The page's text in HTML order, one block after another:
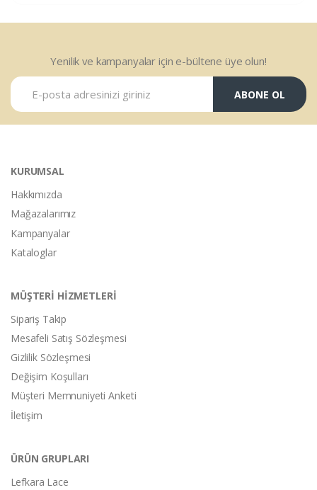
Yenilik ve kampanyalar için e-bültene üye olun!
ABONE OL
KURUMSAL
Hakkımızda
Mağazalarımız
Kampanyalar
Kataloglar
MÜŞTERİ HİZMETLERİ
Sipariş Takip
Mesafeli Satış Sözleşmesi
Gizlilik Sözleşmesi
Değişim Koşulları
Müşteri Memnuniyeti Anketi
İletişim
ÜRÜN GRUPLARI
Lefkara Lace